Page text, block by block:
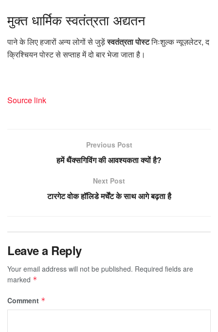
मुक्तधार्मिक स्वतंत्रता अद्यतन
पाने के लिए हजारों अन्य लोगों से जुड़ेंस्वतंत्रता पोस्टनिःशुल्क न्यूज़लेटर, द
क्रिश्चियन पोस्ट से सप्ताह में दो बार भेजा जाता है।
Source link
Previous Post
हमें थैंक्सगिविंग की आवश्यकता क्यों है?
Next Post
टारगेट वोक हॉलिडे मर्चेंट के साथ आगे बढ़ता है
Leave a Reply
Your email address will not be published. Required fields are
marked *
Comment *